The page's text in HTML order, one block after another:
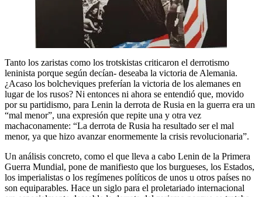
Tanto los zaristas como los trotskistas criticaron el derrotismo
leninista porque según decían- deseaba la victoria de Alemania.
¿Acaso los bolcheviques preferían la victoria de los alemanes en
lugar de los rusos? Ni entonces ni ahora se entendió que, movido
por su partidismo, para Lenin la derrota de Rusia en la guerra era un
“mal menor”, una expresión que repite una y otra vez
machaconamente: “La derrota de Rusia ha resultado ser el mal
menor, ya que hizo avanzar enormemente la crisis revolucionaria”.
Un análisis concreto, como el que lleva a cabo Lenin de la Primera
Guerra Mundial, pone de manifiesto que los burgueses, los Estados,
los imperialistas o los regímenes políticos de unos u otros países no
son equiparables. Hace un siglo para el proletariado internacional